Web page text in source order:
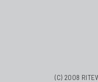
(C) 2008